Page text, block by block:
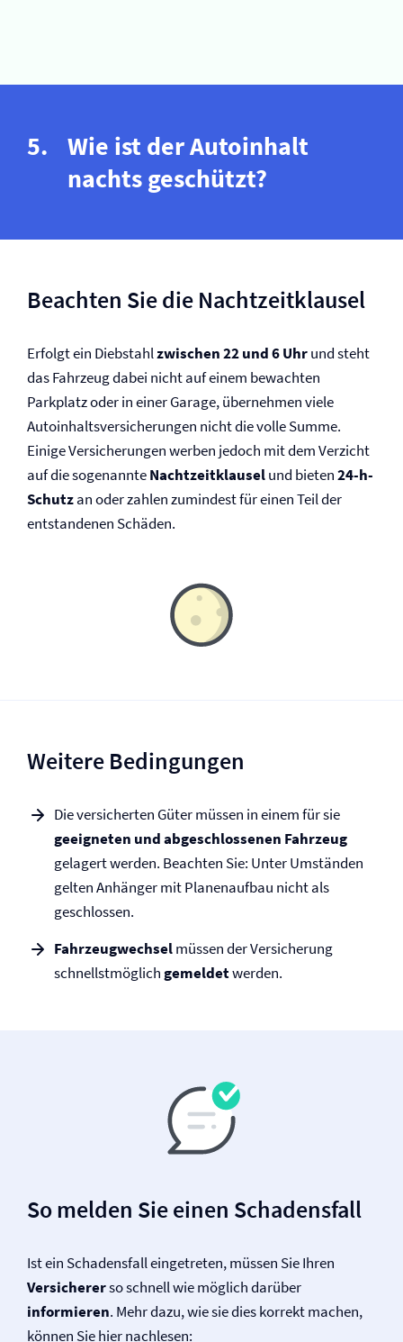
Wie ist der Autoinhalt
nachts geschützt?
Beachten Sie die Nachtzeitklausel
Erfolgt ein Diebstahlzwischen 22 und 6 Uhrund steht
das Fahrzeug dabei nicht auf einem bewachten
Parkplatz oder in einer Garage, übernehmen viele
Autoinhalts­versicherungen nicht die volle Summe.
Einige Versicherungen werben jedoch mit dem Verzicht
auf die sogenannteNachtzeitklauselund bieten24-h-
Schutzan oder zahlen zumindest für einen Teil der
entstandenen Schäden.
Weitere Bedingungen
Die versicherten Güter müssen in einem für sie
geeigneten und abgeschlossenen Fahrzeug
gelagert werden. Beachten Sie: Unter Umständen
gelten Anhänger mit Planenaufbau nicht als
geschlossen.
Fahrzeugwechselmüssen der Versicherung
schnellstmöglichgemeldetwerden.
So melden Sie einen Schadensfall
Ist ein Schadensfall eingetreten, müssen Sie Ihren
Versichererso schnell wie möglich darüber
informieren. Mehr dazu, wie sie dies korrekt machen,
können Sie hier nachlesen: